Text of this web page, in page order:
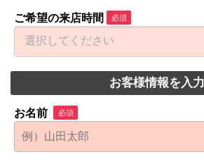
ご希望の来店時間 必須
お客様情報を入力
お名前 必須